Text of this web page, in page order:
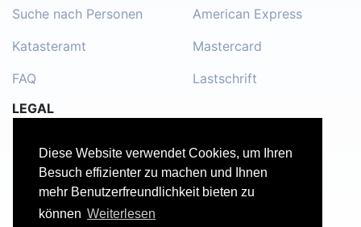
Diese Website verwendet Cookies, um Ihren
Besuch effizienter zu machen und Ihnen
mehr Benutzerfreundlichkeit bieten zu
können Weiterlesen
Suche nach Personen
Katasteramt
FAQ
American Express
Mastercard
Lastschrift
LEGAL
Kontakt
Datenschutzerklärung